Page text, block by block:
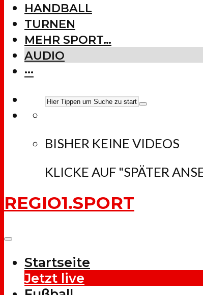
HANDBALL
TURNEN
MEHR SPORT…
AUDIO
···
BISHER KEINE VIDEOS
KLICKE AUF "SPÄTER
REGIO1.SPORT
Startseite
Jetzt live